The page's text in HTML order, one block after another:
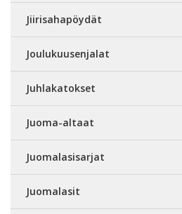
Jiirisahapöydät
Joulukuusenjalat
Juhlakatokset
Juoma-altaat
Juomalasisarjat
Juomalasit